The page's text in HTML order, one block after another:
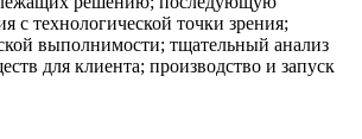
с технологической точки зрения;
выполнимости; тщательный анализ
для клиента; производство и запуск